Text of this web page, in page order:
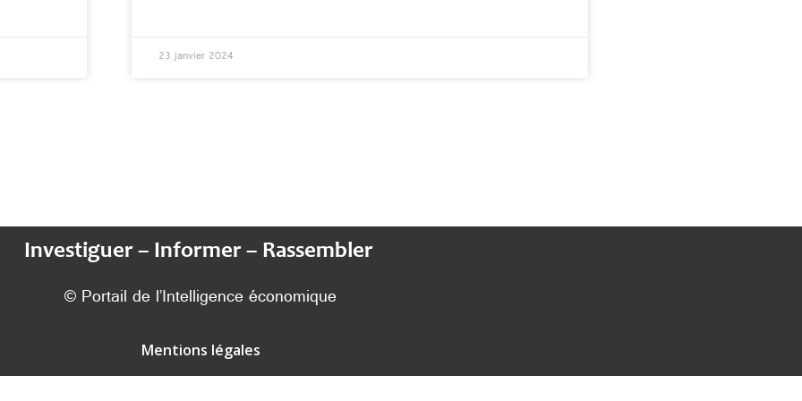
23 janvier 2024
Investiguer – Informer – Rassembler
© Portail de l’Intelligence économique
Mentions légales